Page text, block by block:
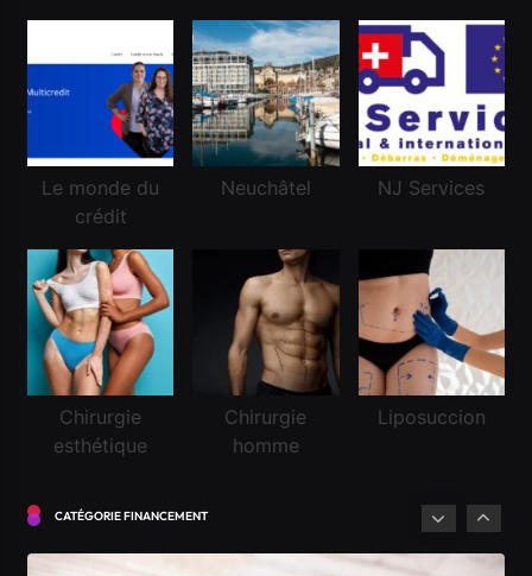
Le monde du
crédit
Neuchâtel NJ Services
Chirurgie
esthétique
Chirurgie
homme
Liposuccion
CATÉGORIE FINANCEMENT
Réussir une demande de crédit frontalier
Janvier 14, 2026
Financement
Suisse